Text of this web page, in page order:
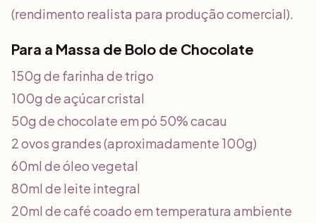
(rendimento realista para produção comercial).
Para a Massa de Bolo de Chocolate
150g de farinha de trigo
100g de açúcar cristal
50g de chocolate em pó 50% cacau
2 ovos grandes (aproximadamente 100g)
60ml de óleo vegetal
80ml de leite integral
20ml de café coado em temperatura ambiente